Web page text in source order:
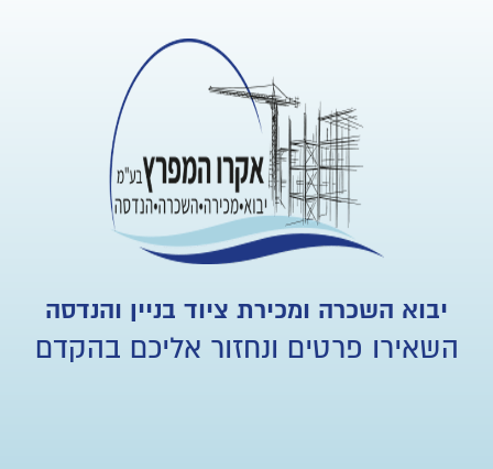
יבוא השכרה ומכירת ציוד בניין והנדסה
השאירו פרטים ונחזור אליכם בהקדם